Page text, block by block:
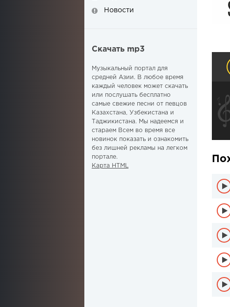
Новости
Скачать mp3
Музыкальный портал для
средней Азии. В любое время
каждый человек может скачать
или послушать бесплатно
самые свежие песни от певцов
Казахстана, Узбекистана и
Таджикистана. Мы надеемся и
стараем Всем во время все
новинок показать и ознакомить
без лишней рекламы на легком
портале.
Карта HTML